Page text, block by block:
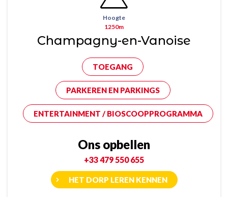
Hoogte
1250m
Champagny-en-Vanoise
TOEGANG
PARKEREN EN PARKINGS
ENTERTAINMENT / BIOSCOOPPROGRAMMA
Ons opbellen
+33 479 550 655
HET DORP LEREN KENNEN